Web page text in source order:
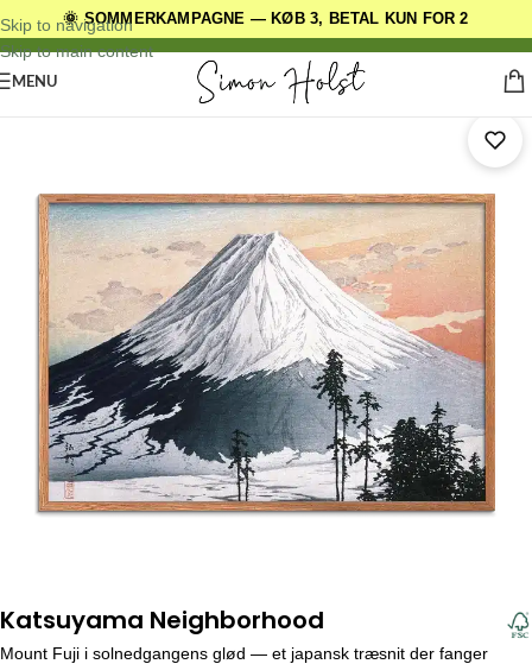
🌞 SOMMERKAMPAGNE — KØB 3, BETAL KUN FOR 2
Skip to navigation
Skip to main content
DANSKE ORIGINALE DESIGNS
MENU
Forside Blandede Bolcher
Katsuyama Neighborhood
Mount Fuji i solnedgangens glød — et japansk træsnit der fanger